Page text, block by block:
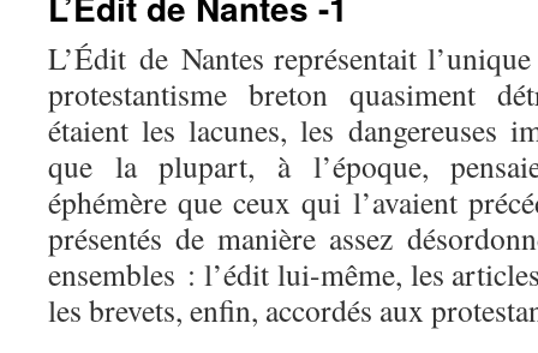
L’Édit de Nantes représentait
protestantisme breton quasiment
étaient les lacunes, les dangereuses
que la plupart, à l’époque,
éphémère que ceux qui l’avaient
présentés de manière assez
ensembles : l’édit lui-même, les
les brevets, enfin, accordés aux